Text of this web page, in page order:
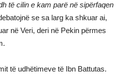
të cilin e kam parë në sipërfaqen
se sa larg ka shkuar ai,
në Veri, deri në Pekin përmes
të udhëtimeve të Ibn Battutas.